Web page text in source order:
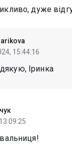
дуже
15:44:16
Іринка